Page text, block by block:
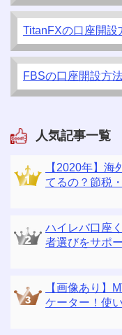
TitanFXの口座開設
FBSの口座開設方
人気記事一覧
【2020年】
てるの？節税
ハイレバ口座
者選びをサポ
【画像あり】
ケーター！使